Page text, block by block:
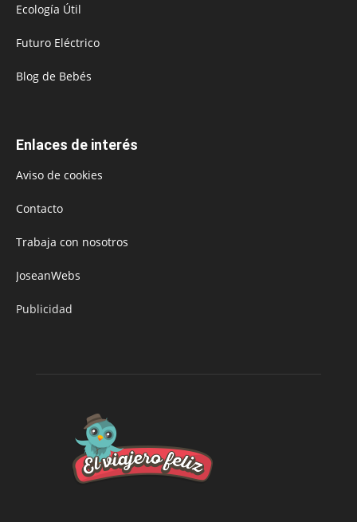
Ecología Útil
Futuro Eléctrico
Blog de Bebés
Enlaces de interés
Aviso de cookies
Contacto
Trabaja con nosotros
JoseanWebs
Publicidad